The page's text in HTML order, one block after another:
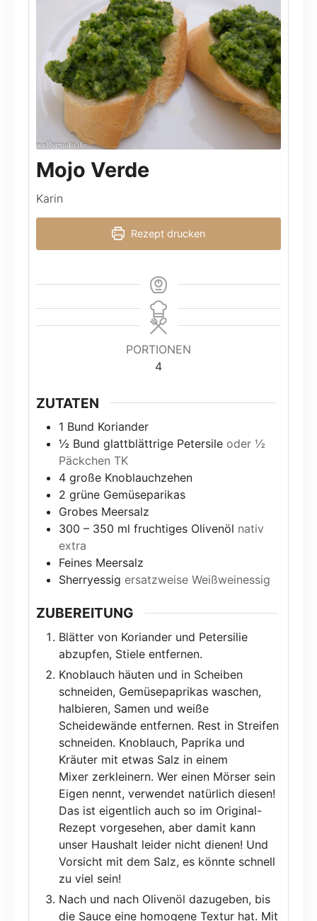
Mojo Verde
Karin
Rezept drucken
PORTIONEN
4
ZUTATEN
1 Bund Koriander
½ Bund glattblättrige Petersile oder ½
Päckchen TK
4 große Knoblauchzehen
2 grüne Gemüseparikas
Grobes Meersalz
300 – 350 ml fruchtiges Olivenöl nativ
extra
Feines Meersalz
Sherryessig ersatzweise Weißweinessig
ZUBEREITUNG
Blätter von Koriander und Petersilie
abzupfen, Stiele entfernen.
Knoblauch häuten und in Scheiben
schneiden, Gemüsepaprikas waschen,
halbieren, Samen und weiße
Scheidewände entfernen. Rest in Streifen
schneiden. Knoblauch, Paprika und
Kräuter mit etwas Salz in einem
Mixer zerkleinern. Wer einen Mörser sein
Eigen nennt, verwendet natürlich diesen!
Das ist eigentlich auch so im Original-
Rezept vorgesehen, aber damit kann
unser Haushalt leider nicht dienen! Und
Vorsicht mit dem Salz, es könnte schnell
zu viel sein!
Nach und nach Olivenöl dazugeben, bis
die Sauce eine homogene Textur hat. Mit